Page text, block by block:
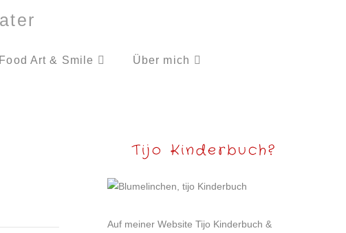
Food Art & Smile Über mich
Tijo Kinderbuch?
Auf meiner Website Tijo Kinderbuch &